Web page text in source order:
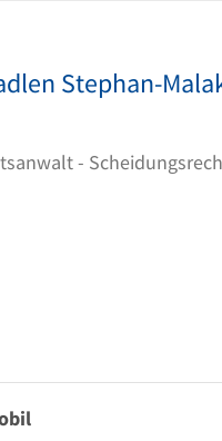
Stephan-
-